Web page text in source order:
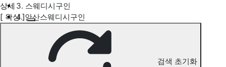
3. 스웨디시구인
4. 안산스웨디시구인
수원 용인 오산 왁싱 구인정보
상세
[ 왁싱 ]
검색 초기화